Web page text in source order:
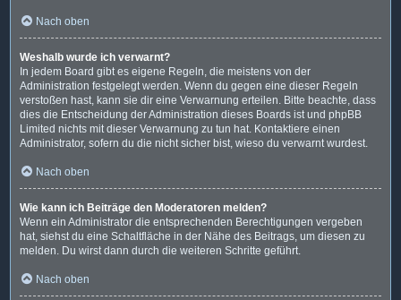
Nach oben
Weshalb wurde ich verwarnt?
In jedem Board gibt es eigene Regeln, die meistens von der
Administration festgelegt werden. Wenn du gegen eine dieser Regeln
verstoßen hast, kann sie dir eine Verwarnung erteilen. Bitte beachte, dass
dies die Entscheidung der Administration dieses Boards ist und phpBB
Limited nichts mit dieser Verwarnung zu tun hat. Kontaktiere einen
Administrator, sofern du die nicht sicher bist, wieso du verwarnt wurdest.
Nach oben
Wie kann ich Beiträge den Moderatoren melden?
Wenn ein Administrator die entsprechenden Berechtigungen vergeben
hat, siehst du eine Schaltfläche in der Nähe des Beitrags, um diesen zu
melden. Du wirst dann durch die weiteren Schritte geführt.
Nach oben